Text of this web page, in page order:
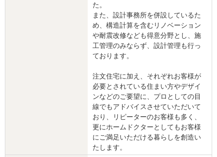
キッチン・台所、 トイレ、 リビング、 ダイニング 、 洋室
階段 、窓・サッシ 、 収納
『満足のいく仕上がり』が良かった （50代/女性）
4
工期が予定より1ヶ月延びたが、仕上がりは大変満足している。
特に関わった職人の方々の技術力はすばらしく、人柄が良かった。
た。
また、設計事務所を併設しているた
め、構造計算を含むリノベーション
や耐震改修なども得意分野とし、施
工管理のみならず、設計管理も行っ
ております。
注文住宅に加え、それぞれお客様が
必要とされている住まい方やデザイ
ンなどのご要望に、プロとしての目
線でもアドバイスさせていただいて
おり、リピーターのお客様も多く、
更にホームドクターとしてもお客様
にご満足いただける暮らしを創造い
たします。